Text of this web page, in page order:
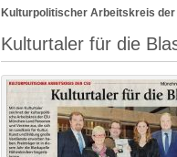
Kulturpolitischer Arbeitskreis der
Kulturtaler für die